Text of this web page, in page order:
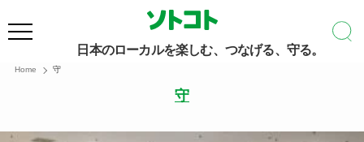
日本のローカルを楽しむ、つなげる、守る。
Home 守
守